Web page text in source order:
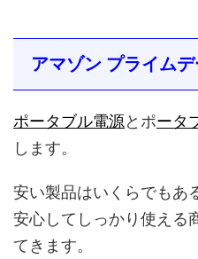
アマゾン プライム
ポータブル電源とポータ
します。
安い製品はいくらでもあ
安心してしっかり使える
てきます。